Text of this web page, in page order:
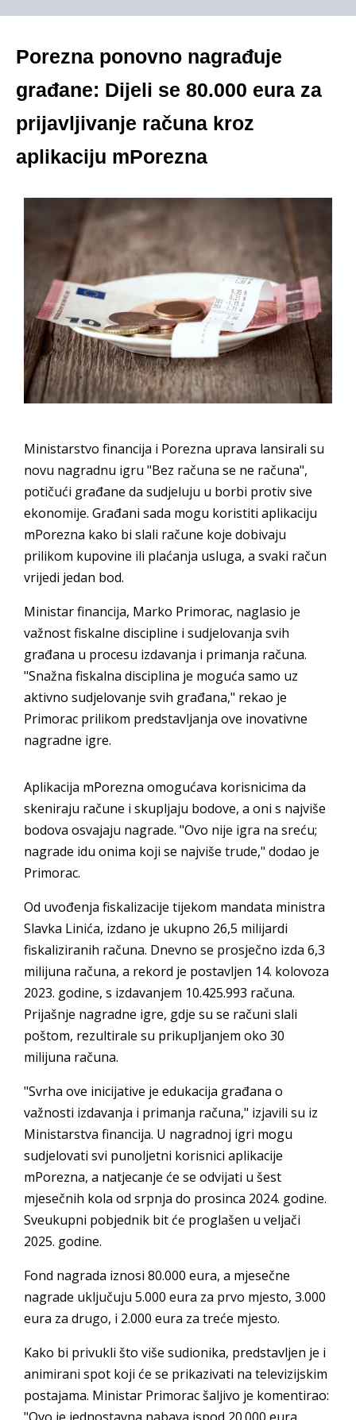
Porezna ponovno nagrađuje
građane: Dijeli se 80.000 eura za
prijavljivanje računa kroz
aplikaciju mPorezna
Ministarstvo financija i Porezna uprava lansirali su
novu nagradnu igru "Bez računa se ne računa",
potičući građane da sudjeluju u borbi protiv sive
ekonomije. Građani sada mogu koristiti aplikaciju
mPorezna kako bi slali račune koje dobivaju
prilikom kupovine ili plaćanja usluga, a svaki račun
vrijedi jedan bod.
Ministar financija, Marko Primorac, naglasio je
važnost fiskalne discipline i sudjelovanja svih
građana u procesu izdavanja i primanja računa.
"Snažna fiskalna disciplina je moguća samo uz
aktivno sudjelovanje svih građana," rekao je
Primorac prilikom predstavljanja ove inovativne
nagradne igre.
Aplikacija mPorezna omogućava korisnicima da
skeniraju račune i skupljaju bodove, a oni s najviše
bodova osvajaju nagrade. "Ovo nije igra na sreću;
nagrade idu onima koji se najviše trude," dodao je
Primorac.
Od uvođenja fiskalizacije tijekom mandata ministra
Slavka Linića, izdano je ukupno 26,5 milijardi
fiskaliziranih računa. Dnevno se prosječno izda 6,3
milijuna računa, a rekord je postavljen 14. kolovoza
2023. godine, s izdavanjem 10.425.993 računa.
Prijašnje nagradne igre, gdje su se računi slali
poštom, rezultirale su prikupljanjem oko 30
milijuna računa.
"Svrha ove inicijative je edukacija građana o
važnosti izdavanja i primanja računa," izjavili su iz
Ministarstva financija. U nagradnoj igri mogu
sudjelovati svi punoljetni korisnici aplikacije
mPorezna, a natjecanje će se odvijati u šest
mjesečnih kola od srpnja do prosinca 2024. godine.
Sveukupni pobjednik bit će proglašen u veljači
2025. godine.
Fond nagrada iznosi 80.000 eura, a mjesečne
nagrade uključuju 5.000 eura za prvo mjesto, 3.000
eura za drugo, i 2.000 eura za treće mjesto.
Kako bi privukli što više sudionika, predstavljen je i
animirani spot koji će se prikazivati na televizijskim
postajama. Ministar Primorac šaljivo je komentirao:
"Ovo je jednostavna nabava ispod 20.000 eura.